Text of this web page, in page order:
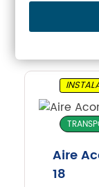
Aire
18